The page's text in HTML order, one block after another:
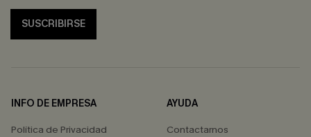
SUSCRIBIRSE
INFO DE EMPRESA
Política de Privacidad
AYUDA
Contactarnos